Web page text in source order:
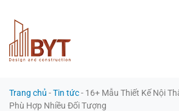
Trang chủ -Tin tức- 16+ Mẫu Thiết Kế Nội
Phù Hợp Nhiều Đối Tượng